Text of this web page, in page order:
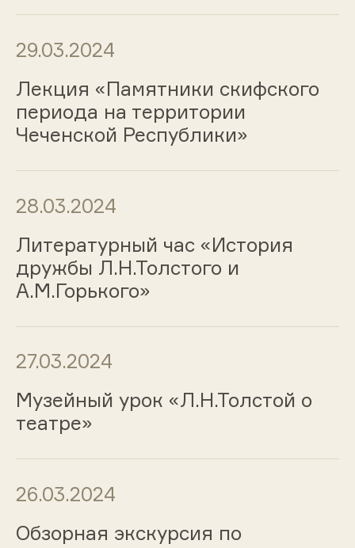
29.03.2024
Лекция «Памятники скифского
периода на территории
Чеченской Республики»
28.03.2024
Литературный час «История
дружбы Л.Н.Толстого и
А.М.Горького»
27.03.2024
Музейный урок «Л.Н.Толстой о
театре»
26.03.2024
Обзорная экскурсия по